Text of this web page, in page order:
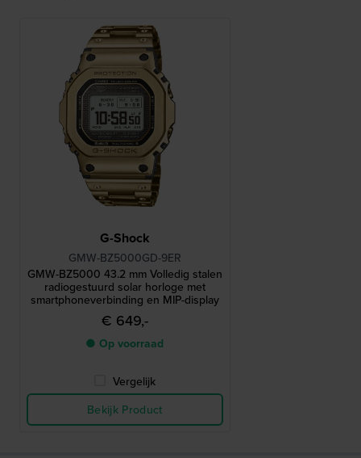
G-Shock
GMW-BZ5000GD-9ER
GMW-BZ5000 43.2 mm Volledig stalen
radiogestuurd solar horloge met
smartphoneverbinding en MIP-display
€ 649,-
● Op voorraad
Vergelijk
Bekijk Product